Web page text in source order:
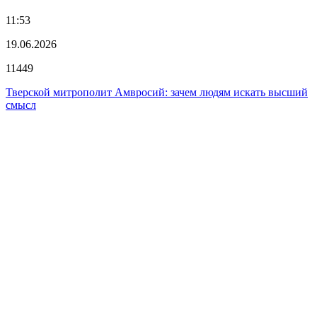
11:53
19.06.2026
11449
Тверской митрополит Амвросий: зачем людям искать высший
смысл